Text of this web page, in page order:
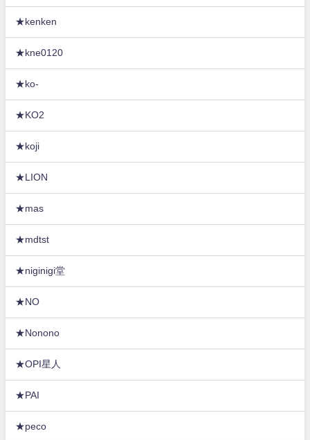
★kenken
★kne0120
★ko-
★KO2
★koji
★LION
★mas
★mdtst
★niginigi堂
★NO
★Nonono
★OPI星人
★PAI
★peco